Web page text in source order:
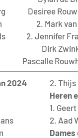
Desiree
2. Mark
2. Jennifer
Dirk
2024
2. Thijs
Heren
1.
2. Aad
Dames